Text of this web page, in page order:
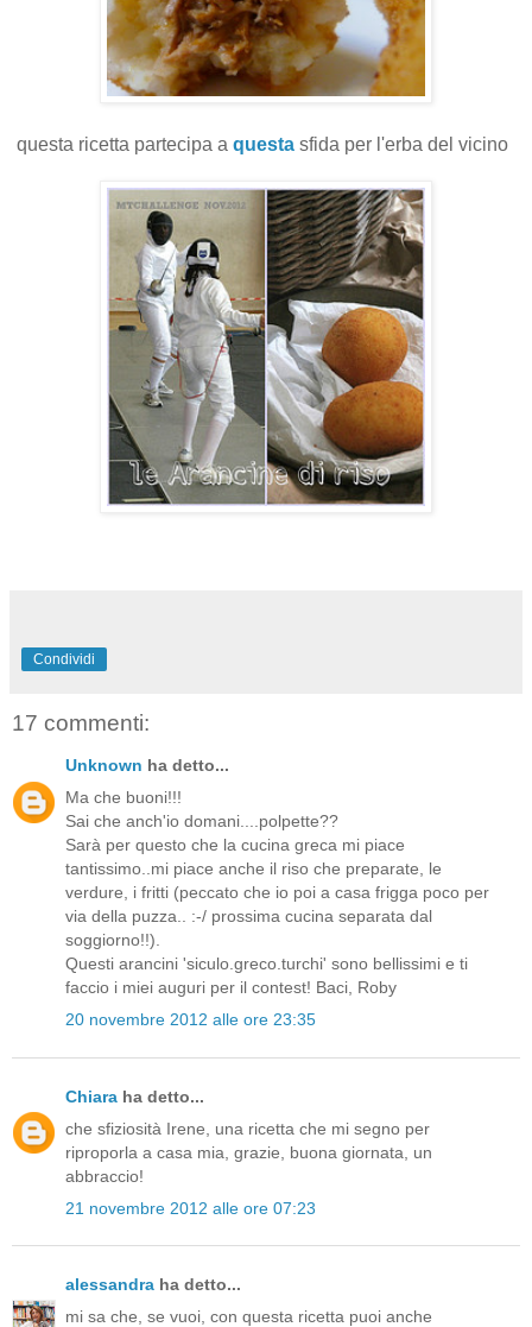
questa ricetta partecipa a questa sfida per l'erba del vicino
Condividi
17 commenti:
Unknown ha detto...
Ma che buoni!!!
Sai che anch'io domani....polpette??
Sarà per questo che la cucina greca mi piace
tantissimo..mi piace anche il riso che preparate, le
verdure, i fritti (peccato che io poi a casa frigga poco per
via della puzza.. :-/ prossima cucina separata dal
soggiorno!!).
Questi arancini 'siculo.greco.turchi' sono bellissimi e ti
faccio i miei auguri per il contest! Baci, Roby
20 novembre 2012 alle ore 23:35
Chiara ha detto...
che sfiziosità Irene, una ricetta che mi segno per
riproporla a casa mia, grazie, buona giornata, un
abbraccio!
21 novembre 2012 alle ore 07:23
alessandra ha detto...
mi sa che, se vuoi, con questa ricetta puoi anche